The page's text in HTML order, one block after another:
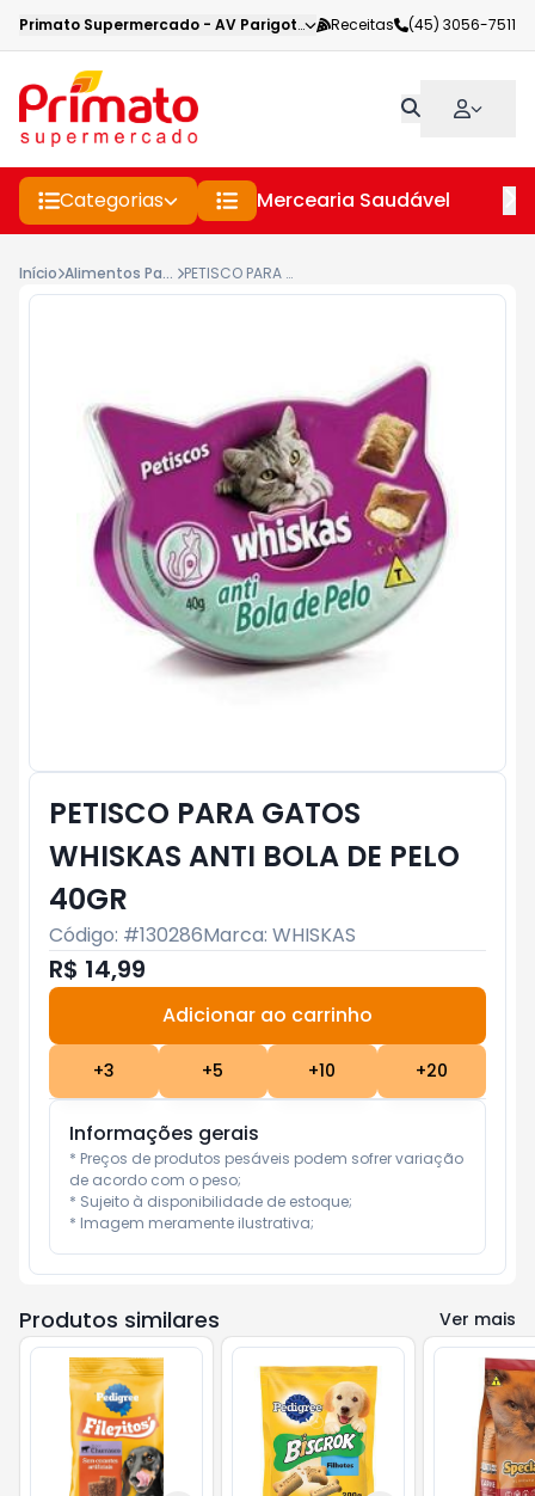
Primato Supermercado - AV Parigot de Souza,Toledo-PR
Receitas (45) 3056-7511
Categorias Mercearia Saudável
Início Alimentos Para Caes E Gatos PETISCO PARA GATOS WHISKAS ANTI BOLA DE PELO 40GR
PETISCO PARA GATOS
WHISKAS ANTI BOLA DE PELO
40GR
Código: #130286Marca: WHISKAS
R$ 14,99
Adicionar ao carrinho
+3 +5 +10 +20
Informações gerais
* Preços de produtos pesáveis podem sofrer variação
de acordo com o peso;
* Sujeito à disponibilidade de estoque;
* Imagem meramente ilustrativa;
Produtos similares Ver mais